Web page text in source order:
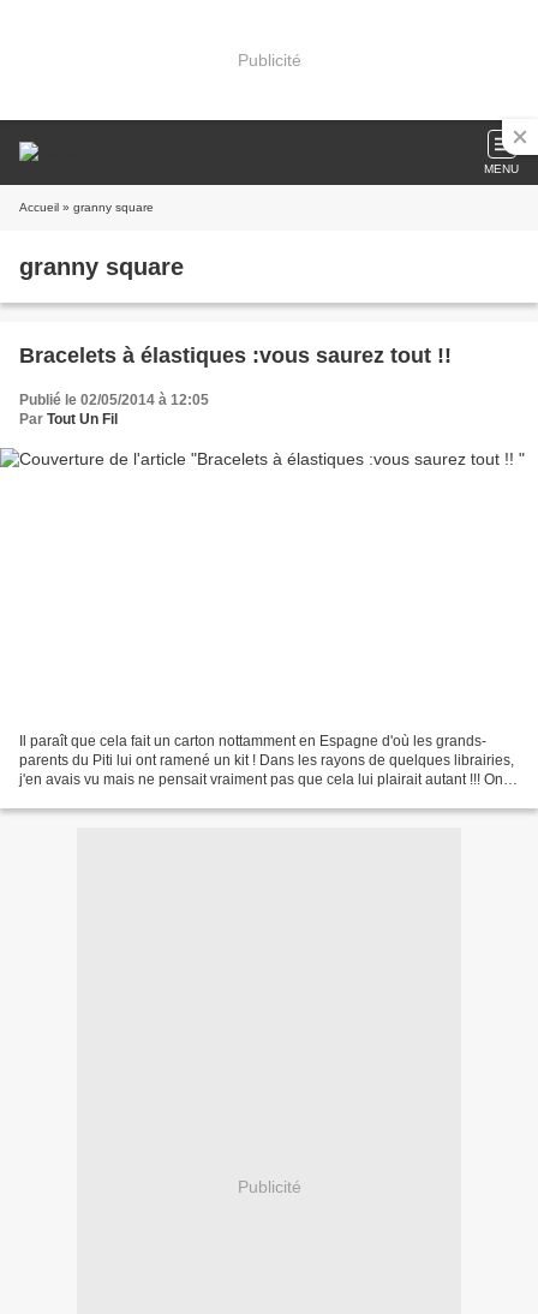
Publicité
MENU
Accueil » granny square
granny square
Bracelets à élastiques :vous saurez tout !!
Publié le 02/05/2014 à 12:05
Par Tout Un Fil
Il paraît que cela fait un carton nottamment en Espagne d'où les grands-
parents du Piti lui ont ramené un kit ! Dans les rayons de quelques librairies,
j'en avais vu mais ne pensait vraiment pas que cela lui plairait autant !!! On
Publicité